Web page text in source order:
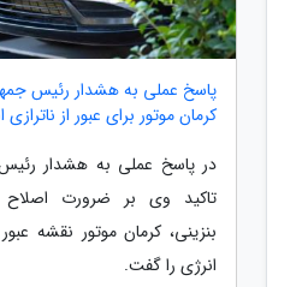
پاسخ عملی به هشدار رئیس
کرمان موتور برای عبور از ناترازی
در پاسخ عملی به هشدار
تاکید وی بر ضرورت اصلاح
بنزینی، کرمان موتور نقشه عبور
انرژی را گفت.